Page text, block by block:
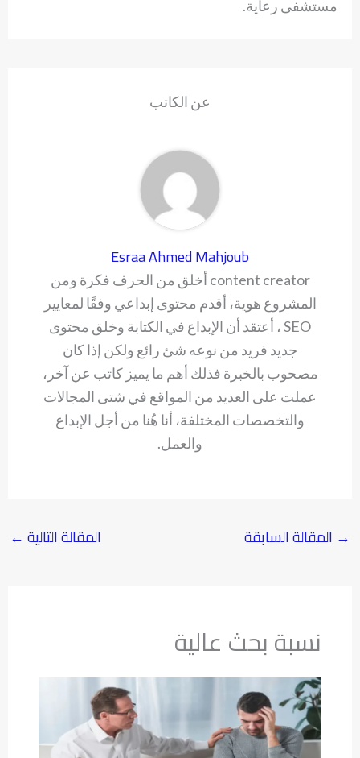
مستشفى رعاية.
عن الكاتب
Esraa Ahmed Mahjoub
content creator أخلق من الحرف فكرة ومن
المشروع هوية، أقدم محتوى إبداعي وفقًا لمعايير
SEO ، أعتقد أن الإبداع في الكتابة وخلق محتوى
جديد فريد من نوعه شئ رائع ولكن إذا كان
مصحوب بالخبرة فذلك أهم ما يميز كاتب عن آخر،
عملت على العديد من المواقع في شتى المجالات
والتخصصات المختلفة، أنا هُنا من أجل الإبداع
والعمل.
→ المقالة السابقة المقالة التالية ←
نسبة بحث عالية